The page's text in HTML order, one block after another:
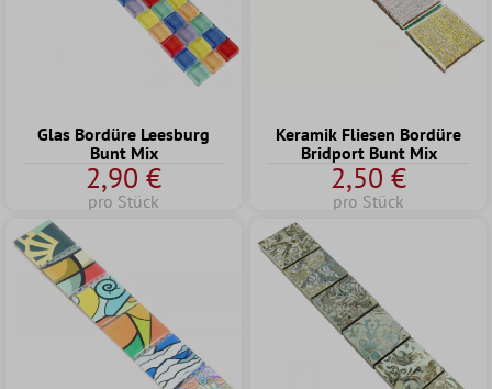
Glas Bordüre Leesburg
Bunt Mix
2,90 €
pro Stück
Keramik Fliesen Bordüre
Bridport Bunt Mix
2,50 €
pro Stück